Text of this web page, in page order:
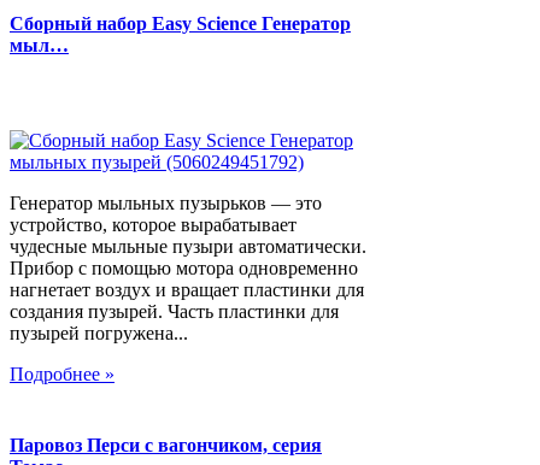
Сборный набор Easy Science Генератор
мыл…
Генератор мыльных пузырьков — это
устройство, которое вырабатывает
чудесные мыльные пузыри автоматически.
Прибор с помощью мотора одновременно
нагнетает воздух и вращает пластинки для
создания пузырей. Часть пластинки для
пузырей погружена...
Подробнее »
Паровоз Перси с вагончиком, серия